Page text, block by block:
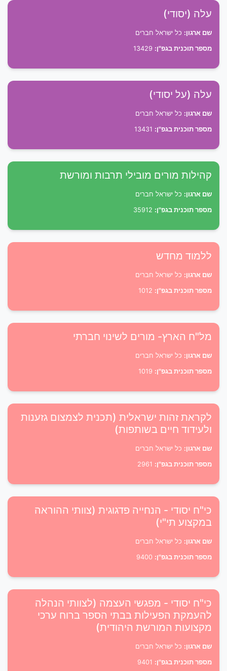
עלה (יסודי)
שם ארגון: כל ישראל חברים
מספר תוכנית בגפ"ן:
עלה (על יסודי)
שם ארגון: כל ישראל חברים
מספר תוכנית בגפ"ן:
קהילות מורים מובילי תרבות ומורשת
שם ארגון: כל ישראל חברים
מספר תוכנית בגפ"ן:
ללמוד מחדש
שם ארגון: כל ישראל חברים
מספר תוכנית בגפ"ן:
מל"ח הארץ- מורים לשינוי חברתי
שם ארגון: כל ישראל חברים
מספר תוכנית בגפ"ן:
לקראת זהות ישראלית (תכנית לצמצום גזענות
ולעידוד חיים בשותפות)
שם ארגון: כל ישראל חברים
מספר תוכנית בגפ"ן:
כי"ח יסודי - הנחייה פדגוגית (צוותי ההוראה
במקצוע תי"י)
שם ארגון: כל ישראל חברים
מספר תוכנית בגפ"ן:
כי"ח יסודי - מפגשי העצמה (לצוותי הנהלה
להעמקת הפעילות בבתי הספר ברוח ערכי
מקצועות המורשת היהודית)
שם ארגון: כל ישראל חברים
מספר תוכנית בגפ"ן: